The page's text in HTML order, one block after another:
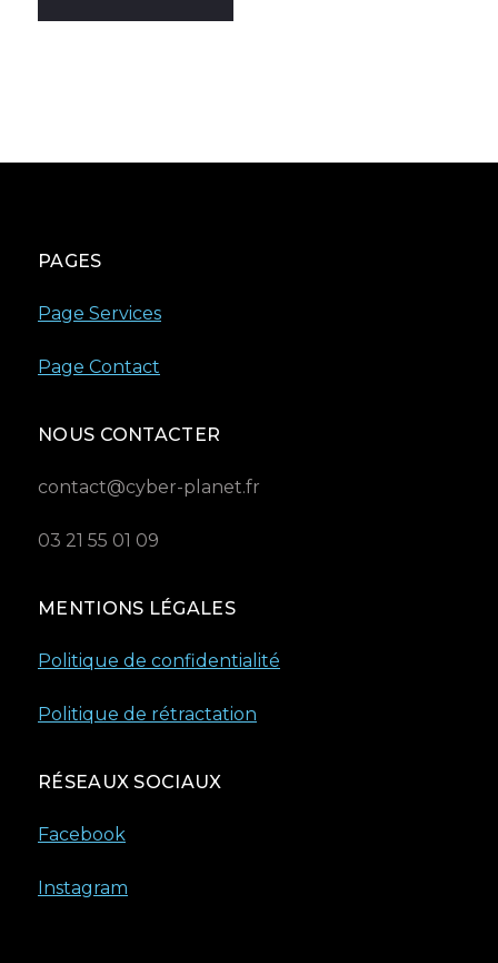
PAGES
Page Services
Page Contact
NOUS CONTACTER
contact@cyber-planet.fr
03 21 55 01 09
MENTIONS LÉGALES
Politique de confidentialité
Politique de rétractation
RÉSEAUX SOCIAUX
Facebook
Instagram